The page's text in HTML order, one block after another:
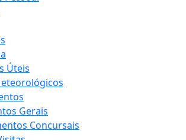
Úteis
Gerais
Concursais